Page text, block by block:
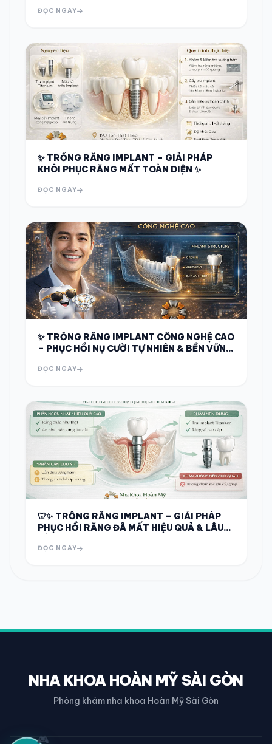
ĐỌC NGAY
✨ TRỒNG RĂNG IMPLANT – GIẢI PHÁP
KHÔI PHỤC RĂNG MẤT TOÀN DIỆN ✨
ĐỌC NGAY
✨ TRỒNG RĂNG IMPLANT CÔNG NGHỆ CAO
– PHỤC HỒI NỤ CƯỜI TỰ NHIÊN & BỀN VỮNG
ĐỌC NGAY
🦷✨ TRỒNG RĂNG IMPLANT – GIẢI PHÁP
PHỤC HỒI RĂNG ĐÃ MẤT HIỆU QUẢ & LÂU
ĐỌC NGAY
NHA KHOA HOÀN MỸ SÀI GÒN
Phòng khám nha khoa Hoàn Mỹ Sài Gòn
🎮